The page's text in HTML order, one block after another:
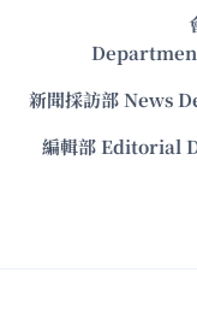
新聞採訪部 News
編輯部 Editorial